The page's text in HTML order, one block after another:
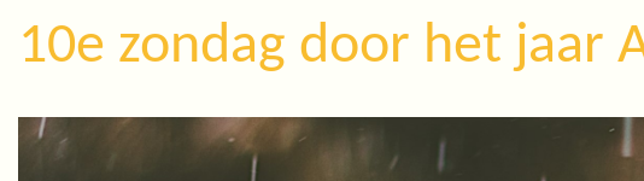
10e zondag door het jaar